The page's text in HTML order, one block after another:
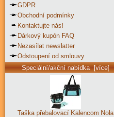
GDPR
Obchodní podmínky
Kontaktujte nás!
Dárkový kupón FAQ
Nezasílat newslatter
Odstoupení od smlouvy
Speciální/akční nabídka [více]
Taška přebalovací Kalencom Nola